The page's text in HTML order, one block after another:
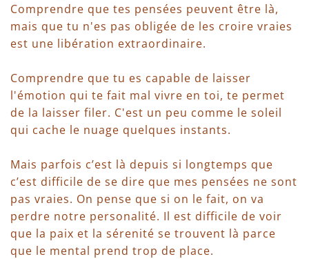
Comprendre que tes pensées peuvent être là,
mais que tu n'es pas obligée de les croire vraies
est une libération extraordinaire.
Comprendre que tu es capable de laisser
l'émotion qui te fait mal vivre en toi, te permet
de la laisser filer. C'est un peu comme le soleil
qui cache le nuage quelques instants.
Mais parfois c’est là depuis si longtemps que
c’est difficile de se dire que mes pensées ne sont
pas vraies. On pense que si on le fait, on va
perdre notre personalité. Il est difficile de voir
que la paix et la sérenité se trouvent là parce
que le mental prend trop de place.